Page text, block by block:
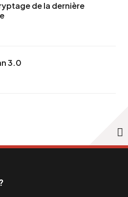
de la dernière
3.0